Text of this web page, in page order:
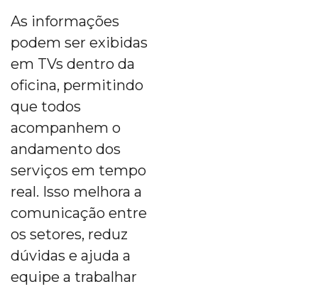
As informações
podem ser exibidas
em TVs dentro da
oficina, permitindo
que todos
acompanhem o
andamento dos
serviços em tempo
real. Isso melhora a
comunicação entre
os setores, reduz
dúvidas e ajuda a
equipe a trabalhar